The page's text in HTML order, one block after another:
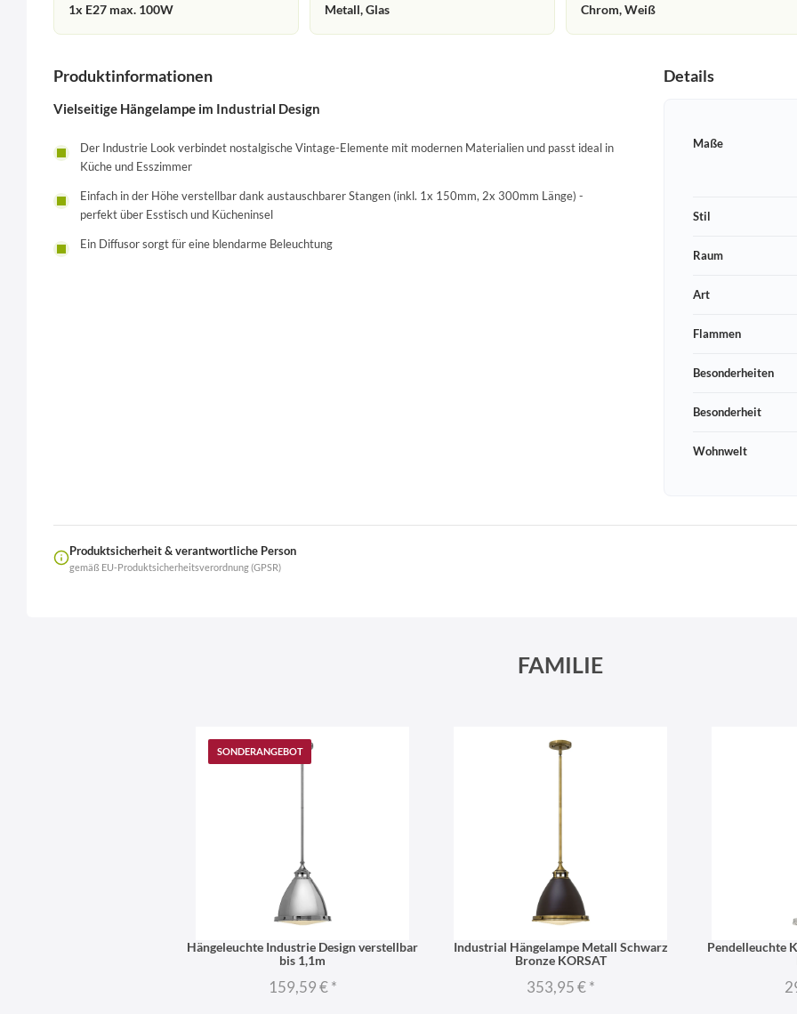
1x E27 max. 100W Metall, Glas Chrom, Weiß
Produktinformationen
Vielseitige Hängelampe im Industrial Design
Der Industrie Look verbindet nostalgische Vintage-Elemente mit modernen Materialien und passt ideal in
Küche und Esszimmer
Einfach in der Höhe verstellbar dank austauschbarer Stangen (inkl. 1x 150mm, 2x 300mm Länge) -
perfekt über Esstisch und Kücheninsel
Ein Diffusor sorgt für eine blendarme Beleuchtung
Details
Maße
Stil
Raum
Art
Flammen
Besonderheiten
Besonderheit
Wohnwelt
Produktsicherheit & verantwortliche Person
gemäß EU-Produktsicherheitsverordnung (GPSR)
FAMILIE
SONDERANGEBOT
Hängeleuchte Industrie Design verstellbar
bis 1,1m
159,59 €*
Industrial Hängelampe Metall Schwarz
Bronze KORSAT
353,95 €*
Pendelleuchte